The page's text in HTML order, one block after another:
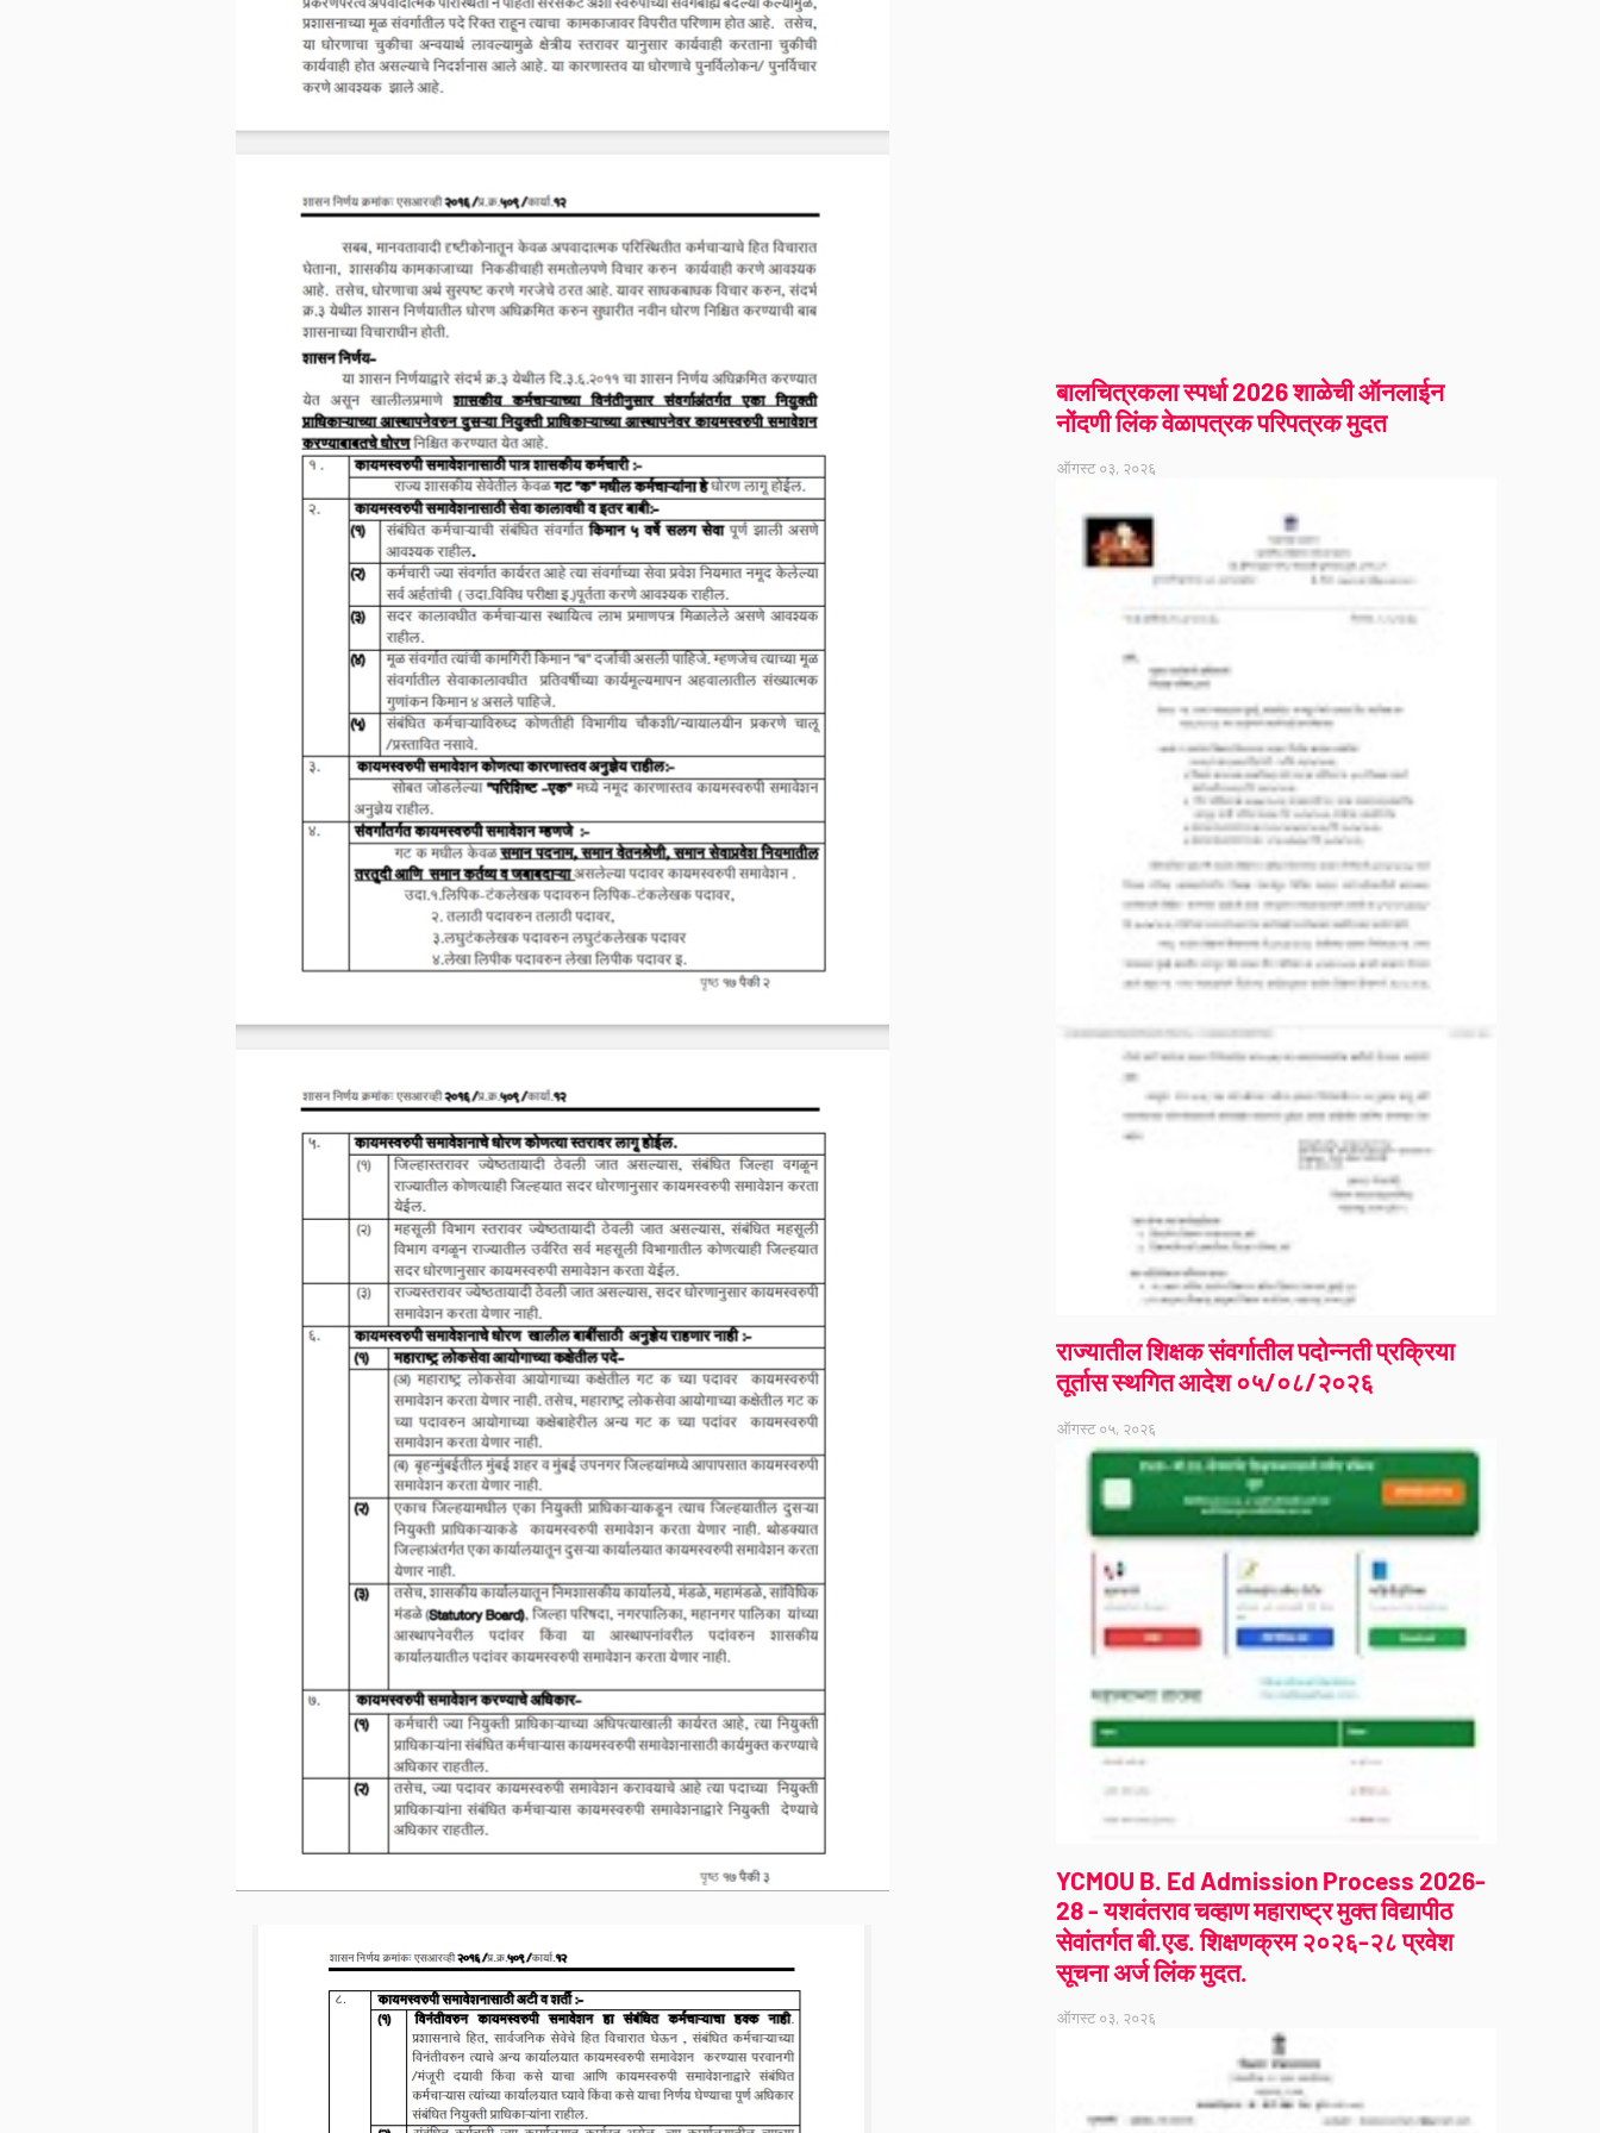
बालचित्रकला स्पर्धा 2026 शाळेची ऑनलाईन
नोंदणी लिंक वेळापत्रक परिपत्रक मुदत
ऑगस्ट ०३, २०२६
राज्यातील शिक्षक संवर्गातील पदोन्नती प्रक्रिया
तूर्तास स्थगित आदेश ०५/०८/२०२६
ऑगस्ट ०५, २०२६
YCMOU B. Ed Admission Process 2026-
28 - यशवंतराव चव्हाण महाराष्ट्र मुक्त विद्यापीठ
सेवांतर्गत बी.एड. शिक्षणक्रम २०२६-२८ प्रवेश
सूचना अर्ज लिंक मुदत.
ऑगस्ट ०३, २०२६